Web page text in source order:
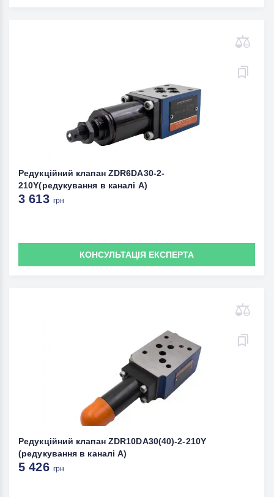
Редукційний клапан ZDR6DA30-2-
210Y(редукування в каналі А)
3 613 грн
КОНСУЛЬТАЦІЯ ЕКСПЕРТА
Редукційний клапан ZDR10DA30(40)-2-210Y
(редукування в каналі А)
5 426 грн